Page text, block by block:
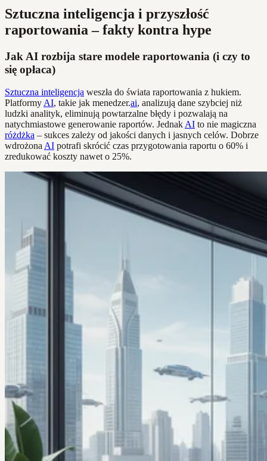
Sztuczna inteligencja i przyszłość
raportowania – fakty kontra hype
Jak AI rozbija stare modele raportowania (i czy to
się opłaca)
Sztuczna inteligencja weszła do świata raportowania z hukiem.
PlatformyAI, takie jak menedzer.ai, analizują dane szybciej niż
ludzki analityk, eliminują powtarzalne błędy i pozwalają na
natychmiastowe generowanie raportów. JednakAI to nie magiczna
różdżka – sukces zależy od jakości danych i jasnych celów. Dobrze
wdrożonaAI potrafi skrócić czas przygotowania raportu o 60% i
zredukować koszty nawet o 25%.